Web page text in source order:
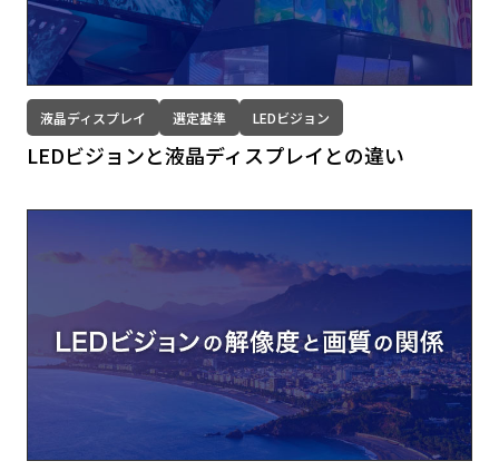
液晶ディスプレイ 選定基準 LEDビジョン
LEDビジョンと液晶ディスプレイとの違い